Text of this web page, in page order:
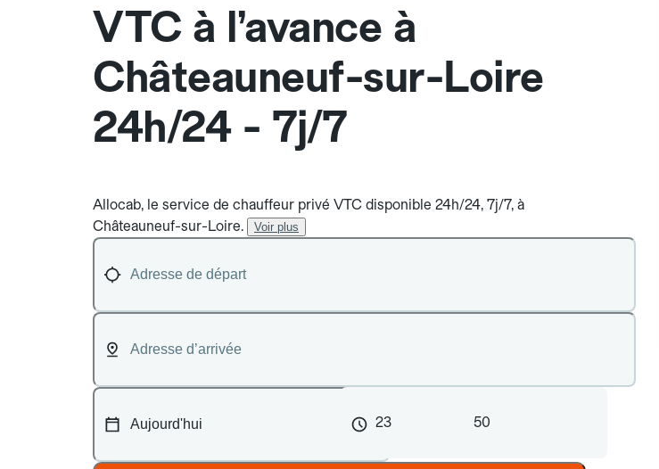
VTC à l’avance à
Châteauneuf-sur-Loire
24h/24 - 7j/7
Allocab, le service de chauffeur privé VTC disponible 24h/24, 7j/7, à
Châteauneuf-sur-Loire.
Voir plus
23 50